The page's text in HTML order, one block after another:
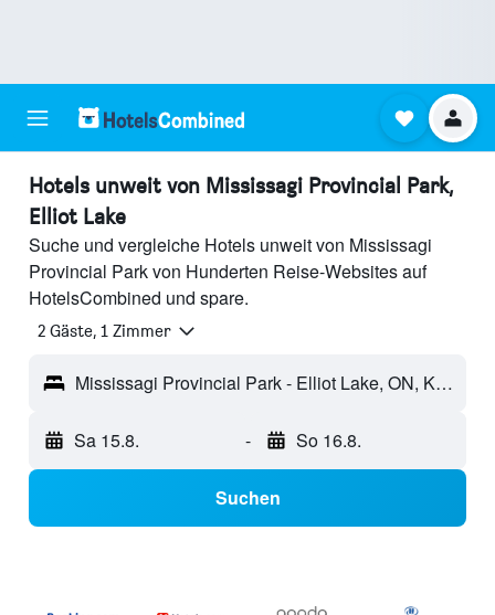
Hotels unweit von Mississagi Provincial Park,
Elliot Lake
Suche und vergleiche Hotels unweit von Mississagi
Provincial Park von Hunderten Reise-Websites auf
HotelsCombined und spare.
2 Gäste, 1 Zimmer
Mississagi Provincial Park - Elliot Lake, ON, Kanada
Sa 15.8. - So 16.8.
Suchen